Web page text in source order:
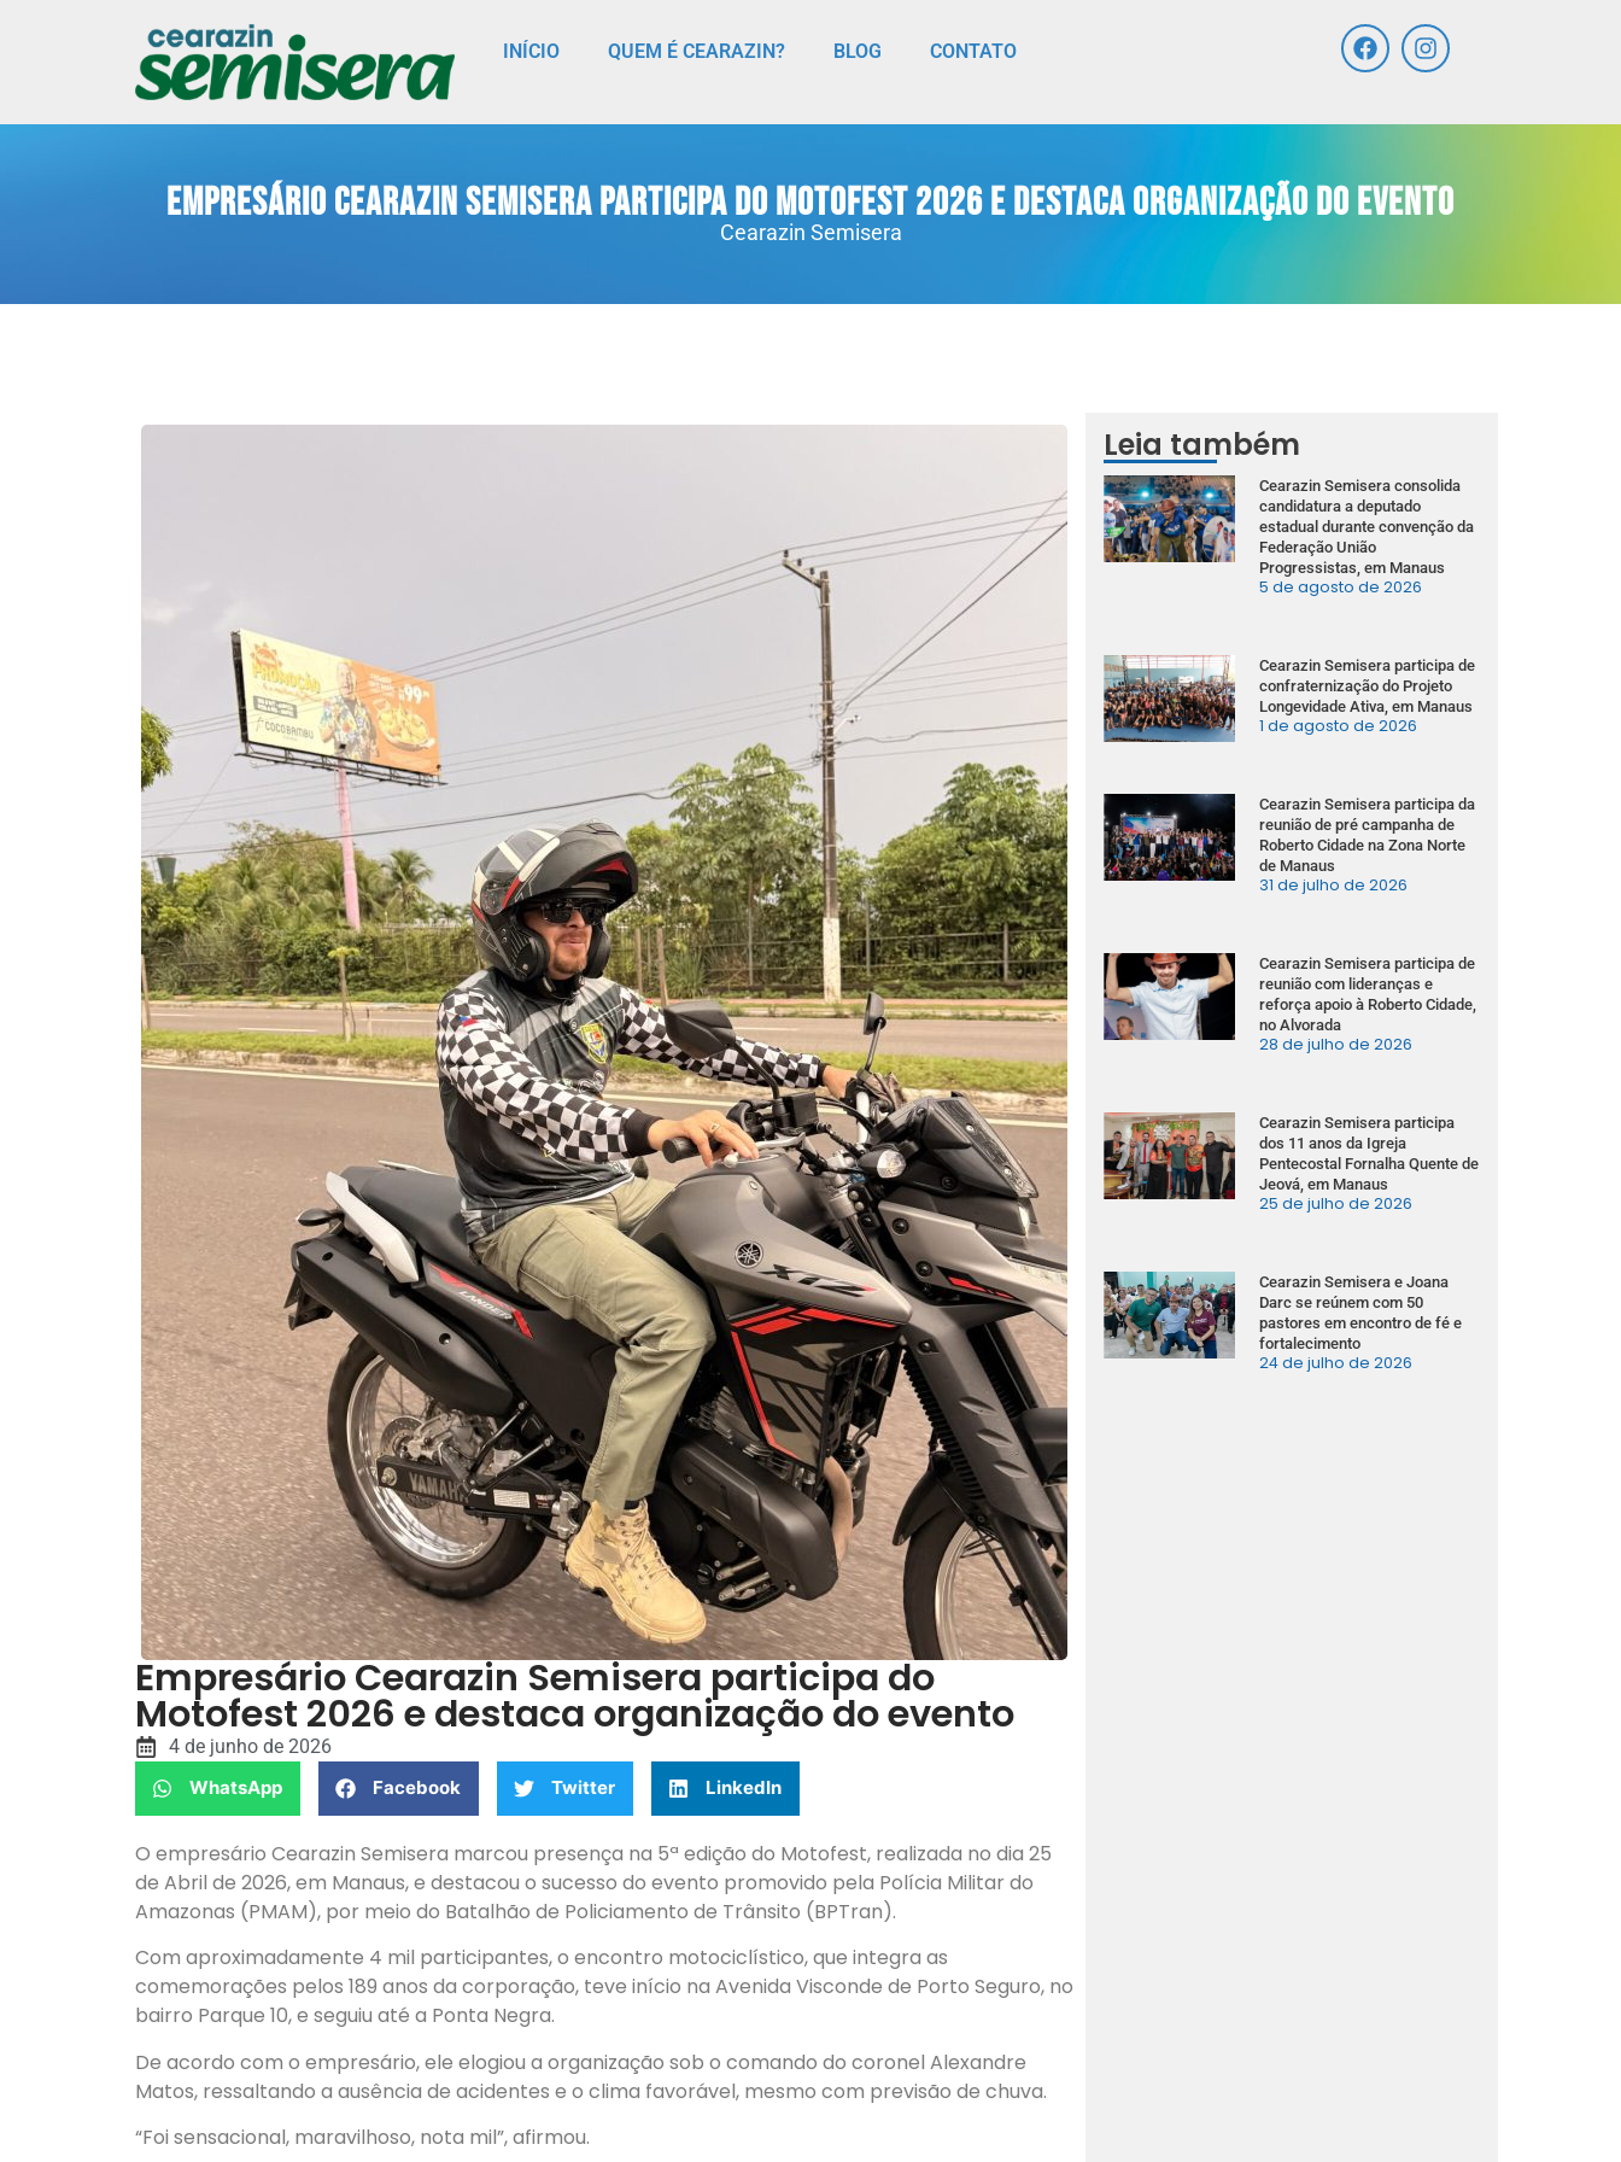
INÍCIO QUEM É CEARAZIN? BLOG CONTATO
Empresário Cearazin Semisera participa do Motofest 2026 e destaca organização do evento
Cearazin Semisera
Empresário Cearazin Semisera participa do
Motofest 2026 e destaca organização do evento
4 de junho de 2026
WhatsApp
Facebook Twitter LinkedIn
O empresário Cearazin Semisera marcou presença na 5ª edição do Motofest, realizada no dia 25
de Abril de 2026, em Manaus, e destacou o sucesso do evento promovido pela Polícia Militar do
Amazonas (PMAM), por meio do Batalhão de Policiamento de Trânsito (BPTran).
Com aproximadamente 4 mil participantes, o encontro motociclístico, que integra as
comemorações pelos 189 anos da corporação, teve início na Avenida Visconde de Porto Seguro, no
bairro Parque 10, e seguiu até a Ponta Negra.
De acordo com o empresário, ele elogiou a organização sob o comando do coronel Alexandre
Matos, ressaltando a ausência de acidentes e o clima favorável, mesmo com previsão de chuva.
“Foi sensacional, maravilhoso, nota mil”, afirmou.
Leia também
Cearazin Semisera consolida
candidatura a deputado
estadual durante convenção da
Federação União
Progressistas, em Manaus
5 de agosto de 2026
Cearazin Semisera participa de
confraternização do Projeto
Longevidade Ativa, em Manaus
1 de agosto de 2026
Cearazin Semisera participa da
reunião de pré campanha de
Roberto Cidade na Zona Norte
de Manaus
31 de julho de 2026
Cearazin Semisera participa de
reunião com lideranças e
reforça apoio à Roberto Cidade,
no Alvorada
28 de julho de 2026
Cearazin Semisera participa
dos 11 anos da Igreja
Pentecostal Fornalha Quente de
Jeová, em Manaus
25 de julho de 2026
Cearazin Semisera e Joana
Darc se reúnem com 50
pastores em encontro de fé e
fortalecimento
24 de julho de 2026